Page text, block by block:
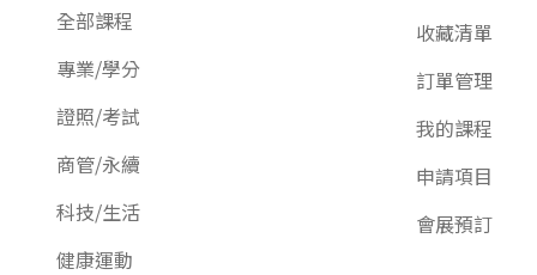
全部課程
專業/學分
證照/考試
商管/永續
科技/生活
健康運動
收藏清單
訂單管理
我的課程
申請項目
會展預訂